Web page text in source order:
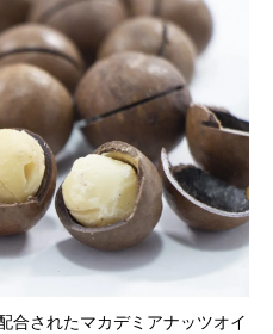
合されたマカデミアナッツオイ